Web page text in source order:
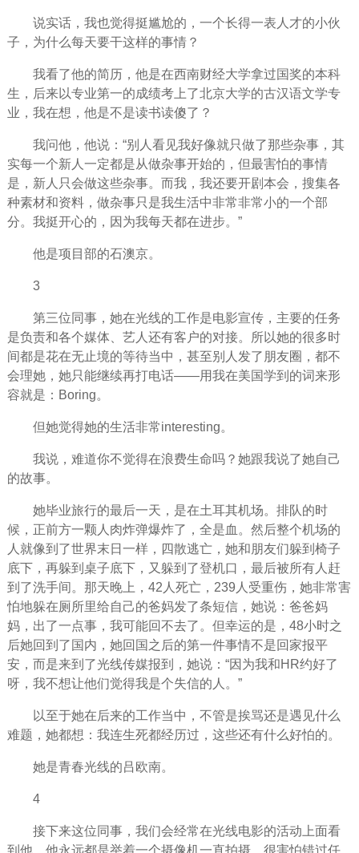
说实话，我也觉得挺尴尬的，一个长得一表人才的小伙
子，为什么每天要干这样的事情？
我看了他的简历，他是在西南财经大学拿过国奖的本科
生，后来以专业第一的成绩考上了北京大学的古汉语文学专
业，我在想，他是不是读书读傻了？
我问他，他说：“别人看见我好像就只做了那些杂事，其
实每一个新人一定都是从做杂事开始的，但最害怕的事情
是，新人只会做这些杂事。而我，我还要开剧本会，搜集各
种素材和资料，做杂事只是我生活中非常非常小的一个部
分。我挺开心的，因为我每天都在进步。”
他是项目部的石澳京。
3
第三位同事，她在光线的工作是电影宣传，主要的任务
是负责和各个媒体、艺人还有客户的对接。所以她的很多时
间都是花在无止境的等待当中，甚至别人发了朋友圈，都不
会理她，她只能继续再打电话——用我在美国学到的词来形
容就是：Boring。
但她觉得她的生活非常interesting。
我说，难道你不觉得在浪费生命吗？她跟我说了她自己
的故事。
她毕业旅行的最后一天，是在土耳其机场。排队的时
候，正前方一颗人肉炸弹爆炸了，全是血。然后整个机场的
人就像到了世界末日一样，四散逃亡，她和朋友们躲到椅子
底下，再躲到桌子底下，又躲到了登机口，最后被所有人赶
到了洗手间。那天晚上，42人死亡，239人受重伤，她非常害
怕地躲在厕所里给自己的爸妈发了条短信，她说： 爸爸妈
妈，出了一点事，我可能回不去了。但幸运的是，48小时之
后她回到了国内，她回国之后的第一件事情不是回家报平
安，而是来到了光线传媒报到，她说：“因为我和HR约好了
呀，我不想让他们觉得我是个失信的人。”
以至于她在后来的工作当中，不管是挨骂还是遇见什么
难题，她都想：我连生死都经历过，这些还有什么好怕的。
她是青春光线的吕欧南。
4
接下来这位同事，我们会经常在光线电影的活动上面看
到他，他永远都是举着一个摄像机一直拍摄，很害怕错过任